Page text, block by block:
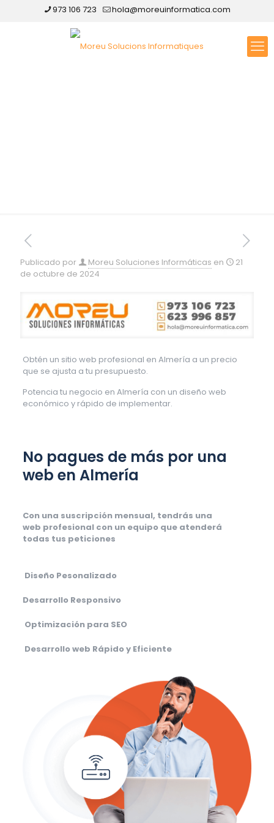
973 106 723 hola@moreuinformatica.com
Publicado por Moreu Soluciones Informáticas en
21
de octubre de 2024
Obtén un sitio web profesional en Almería a un precio
que se ajusta a tu presupuesto.
Potencia tu negocio en Almería con un diseño web
económico y rápido de implementar.
No pagues de más por una
web en Almería
Con una suscripción mensual, tendrás una
web profesional con un equipo que atenderá
todas tus peticiones
Diseño Pesonalizado
Desarrollo Responsivo
Optimización para SEO
Desarrollo web Rápido y Eficiente